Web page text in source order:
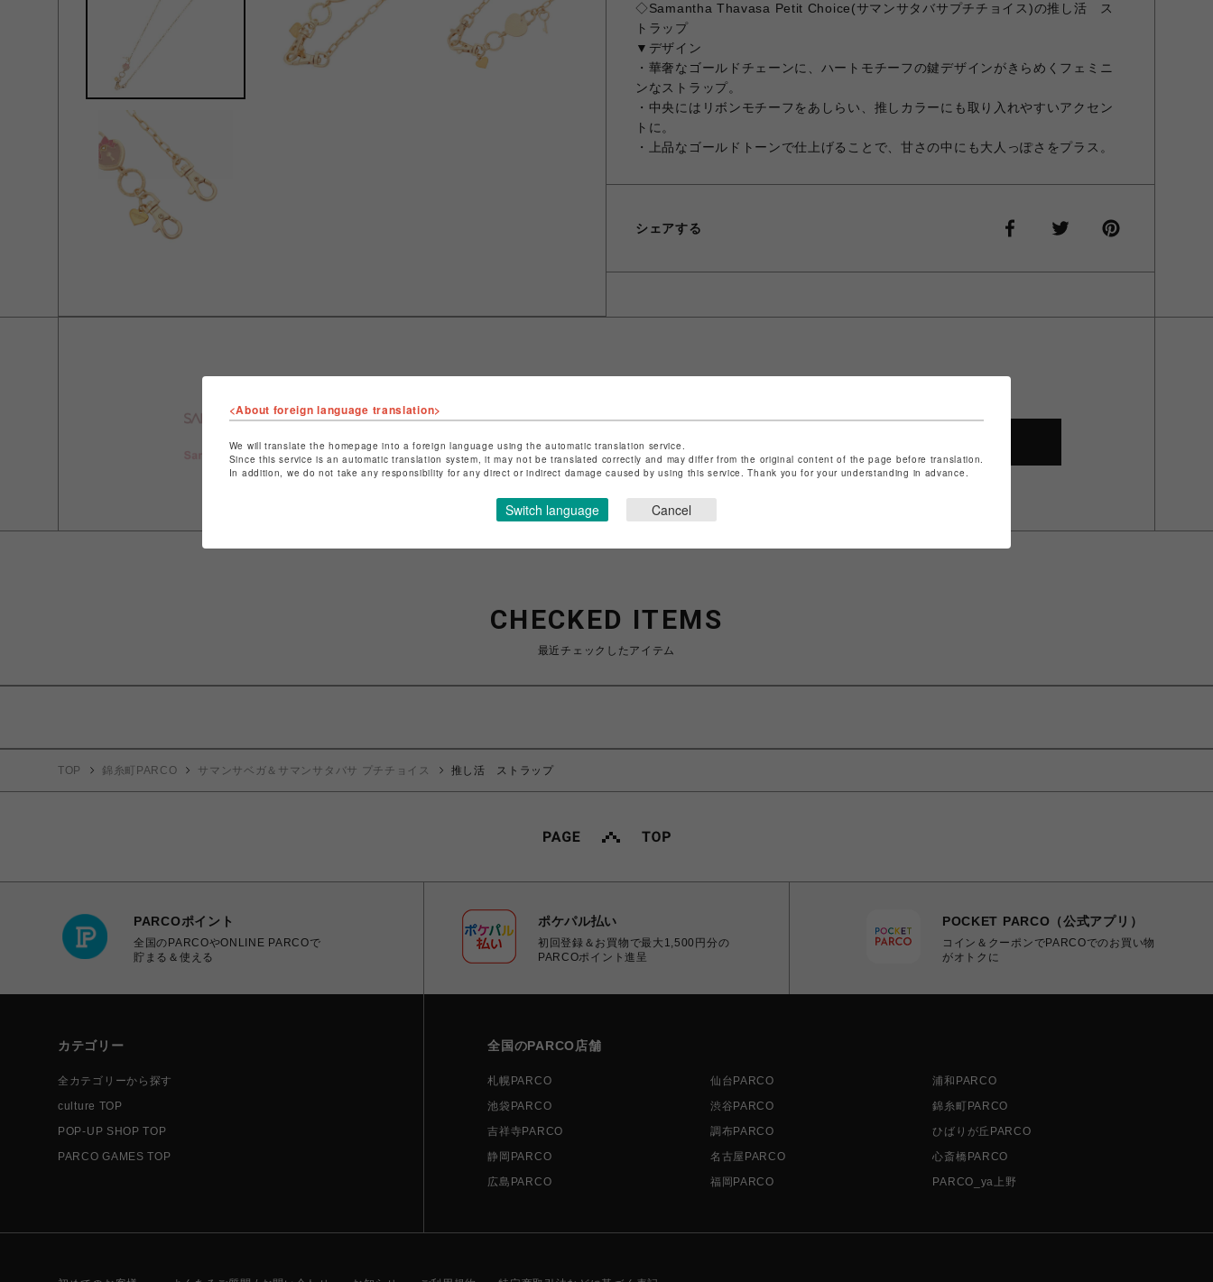
◇Samantha Thavasa Petit Choice(サマンサタバサプチチョイス)の推し活 ス
トラップ
▼デザイン
・華奢なゴールドチェーンに、ハートモチーフの鍵デザインがきらめくフェミニ
ンなストラップ。
・中央にはリボンモチーフをあしらい、推しカラーにも取り入れやすいアクセン
トに。
・上品なゴールドトーンで仕上げることで、甘さの中にも大人っぽさをプラス。
シェアする
店舗名
錦糸町PARCO
特定商取引法など法令に基づく表記はこちら
CHECKED ITEMS
最近チェックしたアイテム
TOP 錦糸町PARCO サマンサベガ＆サマンサタバサ プチチョイス 推し活 ストラップ
PARCOポイント
全国のPARCOやONLINE PARCOで
貯まる＆使える
ポケパル払い
初回登録＆お買物で最大1,500円分の
PARCOポイント進呈
POCKET PARCO（公式アプリ）
コイン＆クーポンでPARCOでのお買い物
がオトクに
カテゴリー
全カテゴリーから探す
culture TOP
POP-UP SHOP TOP
PARCO GAMES TOP
全国のPARCO店舗
札幌PARCO 仙台PARCO
浦和PARCO
池袋PARCO
渋谷PARCO
錦糸町PARCO
吉祥寺PARCO
調布PARCO
ひばりが丘PARCO
静岡PARCO
名古屋PARCO
心斎橋PARCO
広島PARCO
福岡PARCO PARCO_ya上野
<About foreign language translation>
We will translate the homepage into a foreign language using the automatic translation service.
Since this service is an automatic translation system, it may not be translated correctly and may differ from the original content of the page before translation.
In addition, we do not take any responsibility for any direct or indirect damage caused by using this service. Thank you for your understanding in advance.
Switch language Cancel